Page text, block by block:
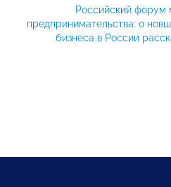
Российский форум
предпринимательства: о
бизнеса в России